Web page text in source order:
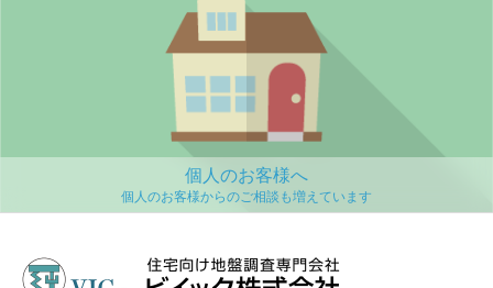
個人のお客様へ